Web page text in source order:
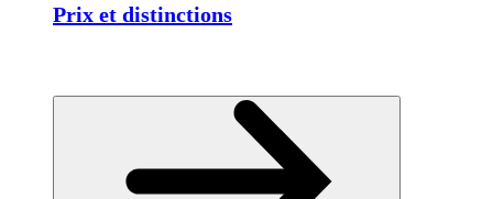
Prix et distinctions